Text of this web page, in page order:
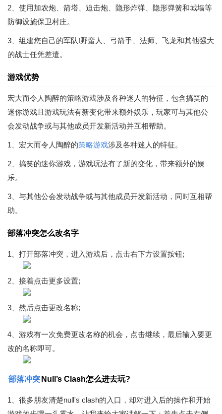
2、使用加农炮、箭塔、迫击炮、隐形炸弹、隐形弹簧和城墙等
防御设施保卫村庄。
3、组建您自己的军队!野蛮人、弓箭手、法师、飞龙和其他强大
的战士任凭差遣。
游戏优势
宏大而令人陶醉的策略游戏涉及各种迷人的特征，包含搞笑的
迷你游戏且游戏玩法有新变化带来额外娱乐，玩家可与其他公
会发动战争或与其他成员开发新活动并互相帮助。
1、宏大而令人陶醉的策略游戏涉及各种迷人的特征。
2、搞笑的迷你游戏，游戏玩法有了新的变化，带来额外的娱
乐。
3、与其他公会发动战争或与其他成员开发新活动，同时互相帮
助。
部落冲突怎么改名字
1、打开部落冲突，进入游戏后，点击右下方设置按钮;
2、接着点击更多设置;
3、然后点击更改名称;
4、游戏有一次免费更改名称的机会，点击继续，最后输入要更
改的名称即可。
部落冲突 Null’s Clash怎么进去玩?
1、很多朋友清楚null's clash的入口，却对进入后的操作和开始